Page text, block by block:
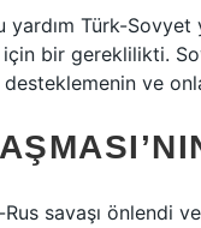
Türk-Sovyet
bir gereklilikti.
ve
savaşı önlendi